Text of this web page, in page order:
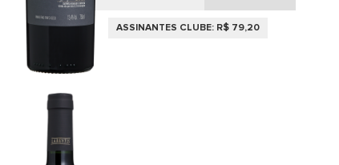
ASSINANTES CLUBE: R$ 79,20